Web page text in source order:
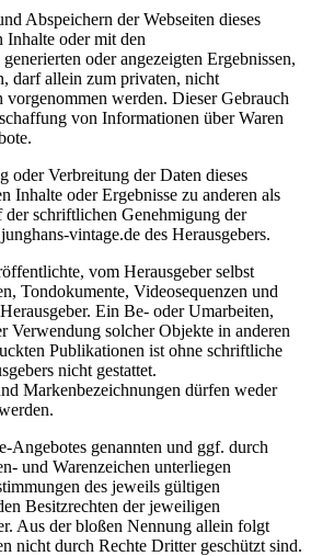
Abspeichern der Webseiten dieses
Inhalte oder mit den
oder angezeigten Ergebnissen,
darf allein zum privaten, nicht
werden. Dieser Gebrauch
von Informationen über Waren
oder Verbreitung der Daten dieses
Inhalte oder Ergebnisse zu anderen als
schriftlichen Genehmigung der
vintage.de des Herausgebers.
vom Herausgeber selbst
Tondokumente, Videosequenzen und
Ein Be- oder Umarbeiten,
Verwendung solcher Objekte in anderen
Publikationen ist ohne schriftliche
nicht gestattet.
Markenbezeichnungen dürfen weder
Angebotes genannten und ggf. durch
und Warenzeichen unterliegen
des jeweils gültigen
Besitzrechten der jeweiligen
Aus der bloßen Nennung allein folgt
nicht durch Rechte Dritter geschützt sind.